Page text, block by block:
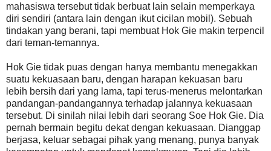
mahasiswa tersebut tidak berbuat lain selain memperkaya
diri sendiri (antara lain dengan ikut cicilan mobil). Sebuah
tindakan yang berani, tapi membuat Hok Gie makin terpencil
dari teman-temannya.
Hok Gie tidak puas dengan hanya membantu menegakkan
suatu kekuasaan baru, dengan harapan kekuasan baru
lebih bersih dari yang lama, tapi terus-menerus melontarkan
pandangan-pandangannya terhadap jalannya kekuasaan
tersebut. Di sinilah nilai lebih dari seorang Soe Hok Gie. Dia
pernah bermain begitu dekat dengan kekuasaan. Dianggap
berjasa, keluar sebagai pihak yang menang, punya banyak